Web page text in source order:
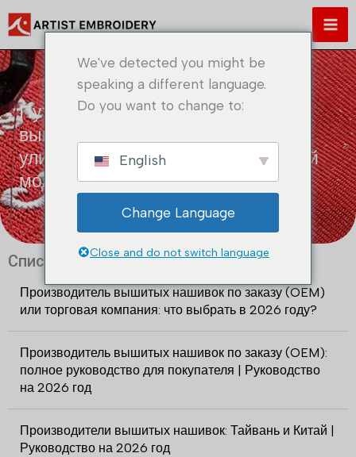
Перейти
содержимому
Путеводитель по нашивкам с
вышитыми черепами: Тенденции
уличной, тактической и байкерской
моды
Список последних сообщений
Производитель вышитых нашивок по заказу (OEM)
или торговая компания: что выбрать в 2026 году?
Производитель вышитых нашивок по заказу (OEM):
полное руководство для покупателя | Руководство
на 2026 год
Производители вышитых нашивок: Тайвань и Китай |
Руководство на 2026 год
We've detected you might be
speaking a different language.
Do you want to change to:
English
Change Language
Close and do not switch language